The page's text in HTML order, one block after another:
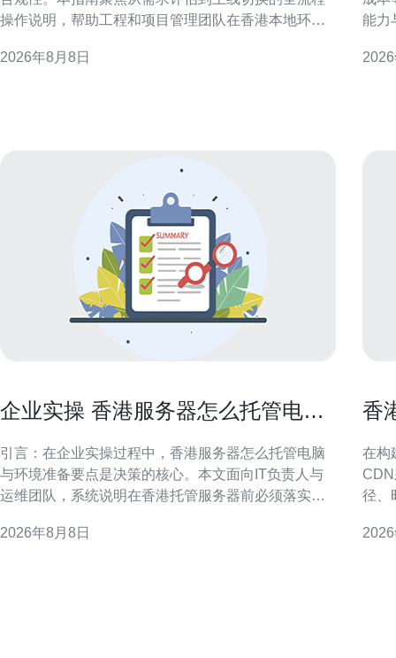
操作说明，帮助工程和项目管理团队在香港本地环境
与容量规划 对香港大带宽部署，首先需进行业务流量
2026年8月8日
能力
支持
企业实操 香港服务器怎么托管电脑
引言：在企业实操过程中，香港服务器怎么托管电脑
与环境准备要点是决策的核心。本文面向IT负责人与
运维团队，系统说明在香港托管服务器前必须落实的
与稳定性，便于在区域化（GEO）搜索下被相关人员
2026年8月8日
香
在构
径、
CN2与普通